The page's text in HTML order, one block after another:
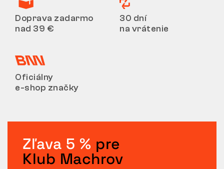
Doprava zadarmo
nad 39 €
30 dní
na vrátenie
Oficiálny
e-shop značky
Zľava 5 % pre
Klub Machrov